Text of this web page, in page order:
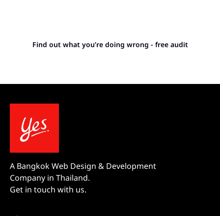
Find out what you’re doing wrong - free audit
A Bangkok Web Design & Development
Company in Thailand.
Get in touch with us.